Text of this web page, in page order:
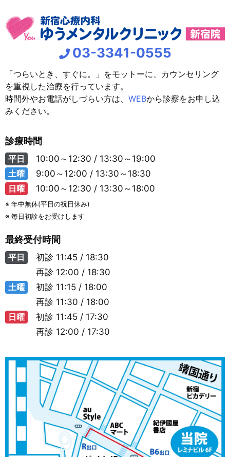
03-3341-0555
「つらいとき、すぐに。」をモットーに、カウンセリング
を重視した治療を行っています。
時間外やお電話がしづらい方は、 WEBから診察をお申し込
みください。
診療時間
平日
10:00～12:30 / 13:30～19:00
土曜
9:00～12:00 / 13:30～18:30
日曜
10:00～12:30 / 13:30～18:00
※ 年中無休(平日の祝日休み)
※ 毎日初診をお受けします
最終受付時間
平日 初診 11:45 / 18:30
再診 12:00 / 18:30
土曜
初診 11:15 / 18:00
再診 11:30 / 18:00
日曜
初診 11:45 / 17:30
再診 12:00 / 17:30